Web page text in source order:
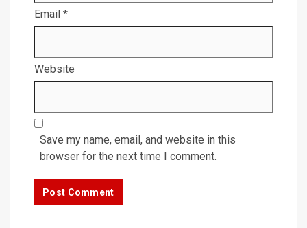
Email *
Website
Save my name, email, and website in this
browser for the next time I comment.